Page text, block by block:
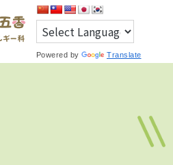
Powered by Translate